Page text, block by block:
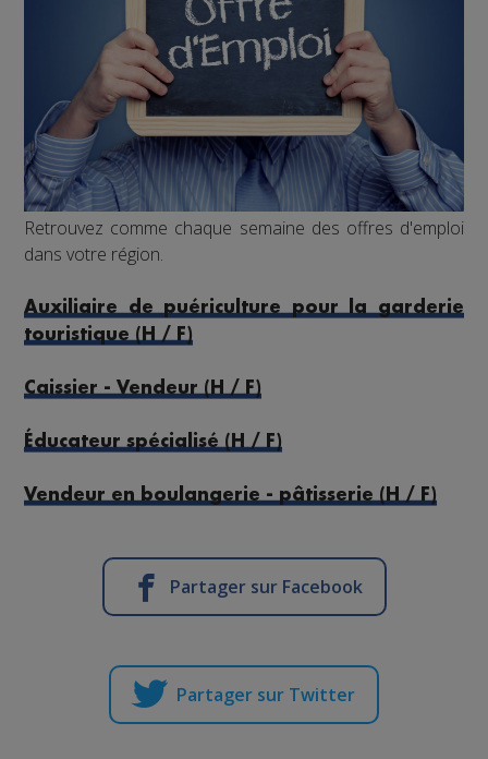
Retrouvez comme chaque semaine des offres d'emploi
dans votre région.
Auxiliaire de puériculture pour la garderie
touristique (H / F)
Caissier - Vendeur (H / F)
Éducateur spécialisé (H / F)
Vendeur en boulangerie - pâtisserie (H / F)
Partager sur Facebook
Partager sur Twitter